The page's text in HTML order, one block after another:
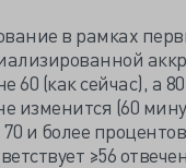
в рамках
60 (как сейчас), а
изменится (60
70 и более
≥56